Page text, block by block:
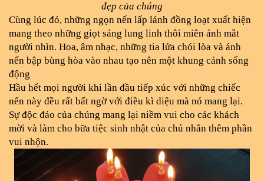
đẹp của chúng
Cùng lúc đó, những ngọn nến lấp lánh đồng loạt xuất hiện
mang theo những giọt sáng lung linh thôi miên ánh mắt
người nhìn. Hoa, âm nhạc, những tia lửa chói lòa và ánh
nến bập bùng hòa vào nhau tạo nên một khung cảnh sống
động
Hầu hết mọi người khi lần đầu tiếp xúc với những chiếc
nến này đều rất bất ngờ với điều kì diệu mà nó mang lại.
Sự độc đáo của chúng mang lại niềm vui cho các khách
mời và làm cho bữa tiệc sinh nhật của chủ nhân thêm phần
vui nhộn.